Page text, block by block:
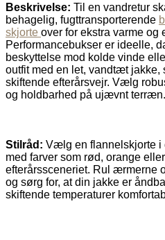
Beskrivelse: Til en vandretur
behagelig, fugttransporterende
skjorte over for ekstra varme og
Performancebukser er ideelle,
beskyttelse mod kolde vinde
outfit med en let, vandtæt jakke,
skiftende efterårsvejr. Vælg
og holdbarhed på ujævnt terræn.
Stilråd: Vælg en flannelskjorte i
med farver som rød, orange
efterårssceneriet. Rul ærmerne
og sørg for, at din jakke er
skiftende temperaturer